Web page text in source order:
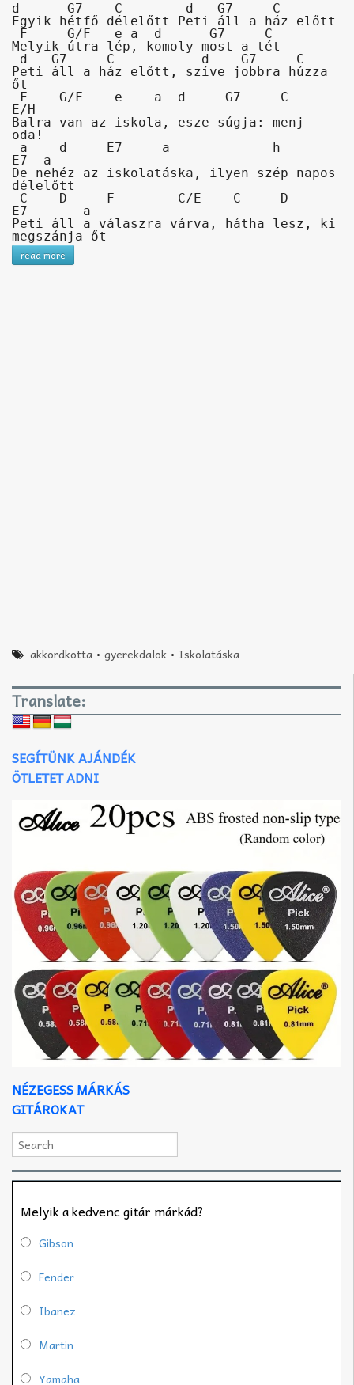
TABok
Improvizáció
d      G7    C        d   G7     C
Egyik hétfő délelőtt Peti áll a ház előtt
Melyik útra lép, komoly most a tét
Peti áll a ház előtt, szíve jobbra húzza
őt
E/H
Balra van az iskola, esze súgja: menj
oda!
E7  a
De nehéz az iskolatáska, ilyen szép napos
délelőtt
E7       a
Peti áll a válaszra várva, hátha lesz, ki
megszánja őt
read more
akkordkotta •gyerekdalok • Iskolatáska
Translate:
SEGÍTÜNK AJÁNDÉK
ÖTLETET ADNI
NÉZEGESS MÁRKÁS
GITÁROKAT
Melyik a kedvenc gitár márkád?
Gibson
Fender
Ibanez
Martin
Yamaha